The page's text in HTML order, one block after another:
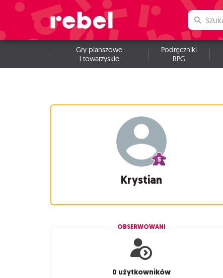
Gry planszowe
i towarzyskie
Podręczniki
RPG
Krystian
OBSERWOWANI
0 użytkowników